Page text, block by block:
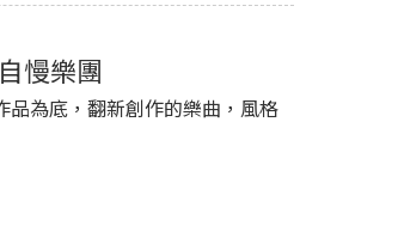
慢樂團
品為底，翻新創作的樂曲，風格